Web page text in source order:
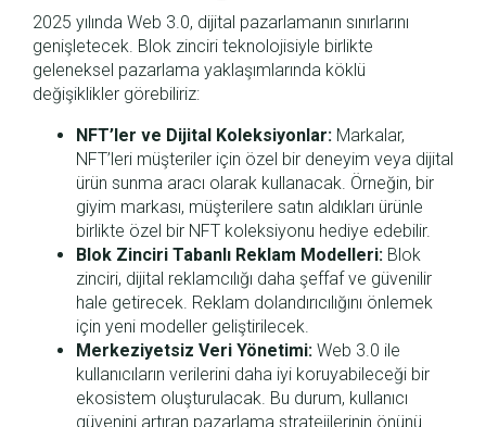
2025 yılında Web 3.0, dijital pazarlamanın sınırlarını
genişletecek. Blok zinciri teknolojisiyle birlikte
geleneksel pazarlama yaklaşımlarında köklü
değişiklikler görebiliriz:
NFT’ler ve Dijital Koleksiyonlar: Markalar,
NFT’leri müşteriler için özel bir deneyim veya dijital
ürün sunma aracı olarak kullanacak. Örneğin, bir
giyim markası, müşterilere satın aldıkları ürünle
birlikte özel bir NFT koleksiyonu hediye edebilir.
Blok Zinciri Tabanlı Reklam Modelleri: Blok
zinciri, dijital reklamcılığı daha şeffaf ve güvenilir
hale getirecek. Reklam dolandırıcılığını önlemek
için yeni modeller geliştirilecek.
Merkeziyetsiz Veri Yönetimi: Web 3.0 ile
kullanıcıların verilerini daha iyi koruyabileceği bir
ekosistem oluşturulacak. Bu durum, kullanıcı
güvenini artıran pazarlama stratejilerinin önünü